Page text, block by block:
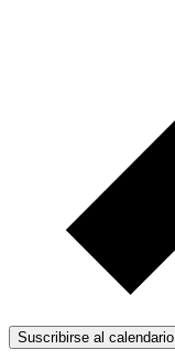
Suscribirse al calendario